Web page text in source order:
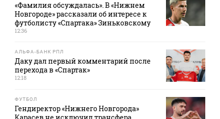
«Фамилия обсуждалась». В «Нижнем
Новгороде» рассказали об интересе к
футболисту «Спартака» Зиньковскому
12:36
АЛЬФА-БАНК РПЛ
Даку дал первый комментарий после
перехода в «Спартак»
12:18
ФУТБОЛ
Гендиректор «Нижнего Новгорода»